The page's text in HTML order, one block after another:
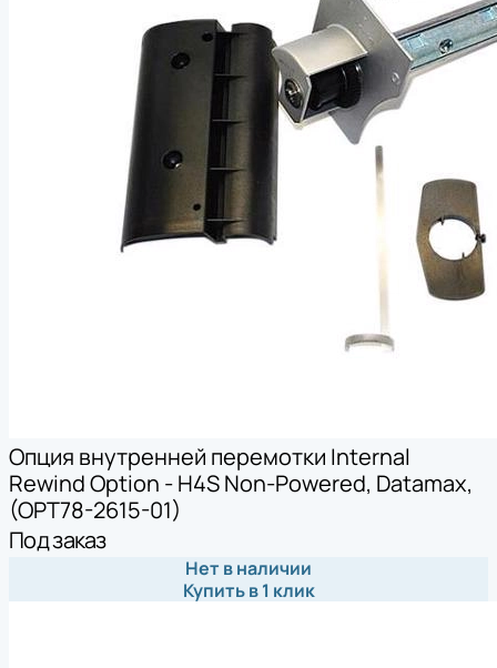
Опция внутренней перемотки Internal
Rewind Option - H4S Non-Powered, Datamax,
(OPT78-2615-01)
Под заказ
Нет в наличии
Купить в 1 клик